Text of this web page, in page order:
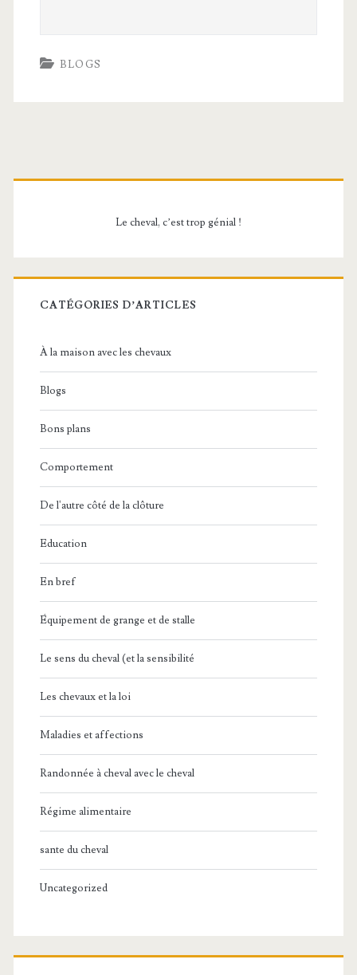
BLOGS
Barre
Le cheval, c’est trop génial !
CATÉGORIES D’ARTICLES
À la maison avec les chevaux
Blogs
Bons plans
Comportement
De l'autre côté de la clôture
Education
En bref
Équipement de grange et de stalle
Le sens du cheval (et la sensibilité
Les chevaux et la loi
Maladies et affections
Randonnée à cheval avec le cheval
Régime alimentaire
sante du cheval
Uncategorized